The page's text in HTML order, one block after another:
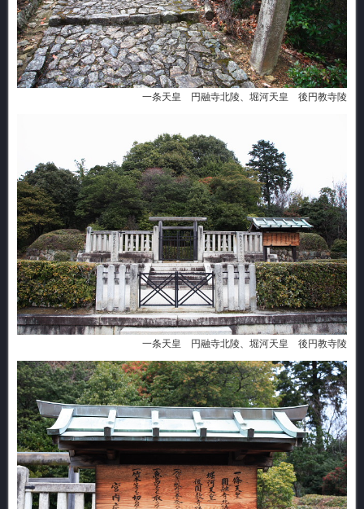
一条天皇 円融寺北陵、堀河天皇 後円教寺陵
一条天皇 円融寺北陵、堀河天皇 後円教寺陵